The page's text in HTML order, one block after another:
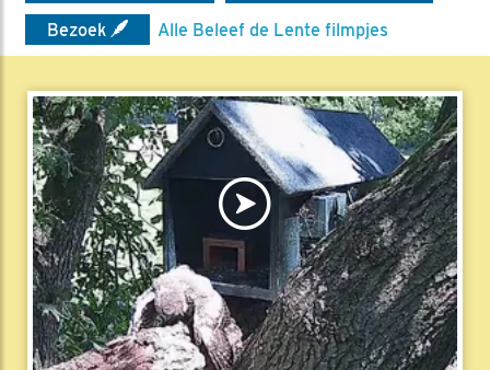
Bezoek
Alle Beleef de Lente filmpjes